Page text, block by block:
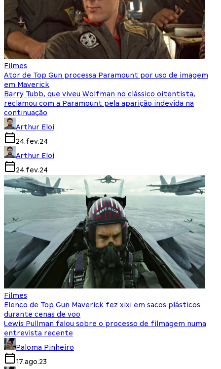
Filmes
Ator de Top Gun processa Paramount por uso de imagem
em Maverick
Barry Tubb, que viveu Wolfman no clássico oitentista,
reclamou com a Paramount pela aparição indevida na
continuação
Arthur Eloi
24.fev.24
Arthur Eloi
24.fev.24
Filmes
Elenco de Top Gun Maverick fez xixi em sacos plásticos
durante cenas de voo
Lewis Pullman falou sobre o processo de filmagem numa
entrevista recente
Paloma Pinheiro
17.ago.23